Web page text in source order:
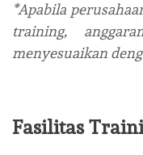
*Apabila
training,
menyesuaikan
Fasilitas